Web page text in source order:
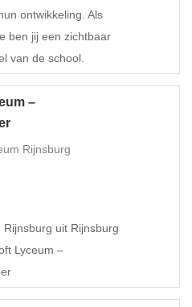
ontwikkeling. Als
ben jij een zichtbaar
van de school.
–
Rijnsburg
Rijnsburg uit Rijnsburg
Lyceum –